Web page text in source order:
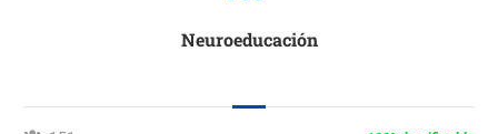
Neuroeducación